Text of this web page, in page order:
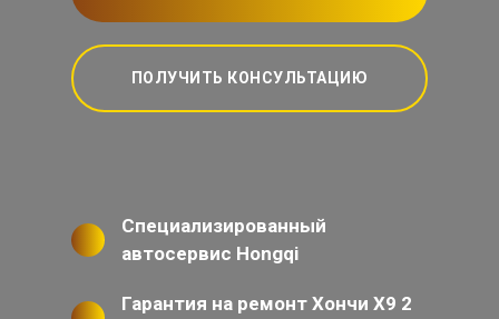
ПОЛУЧИТЬ КОНСУЛЬТАЦИЮ
Специализированный
автосервис Hongqi
Гарантия на ремонт Хончи Х9 2